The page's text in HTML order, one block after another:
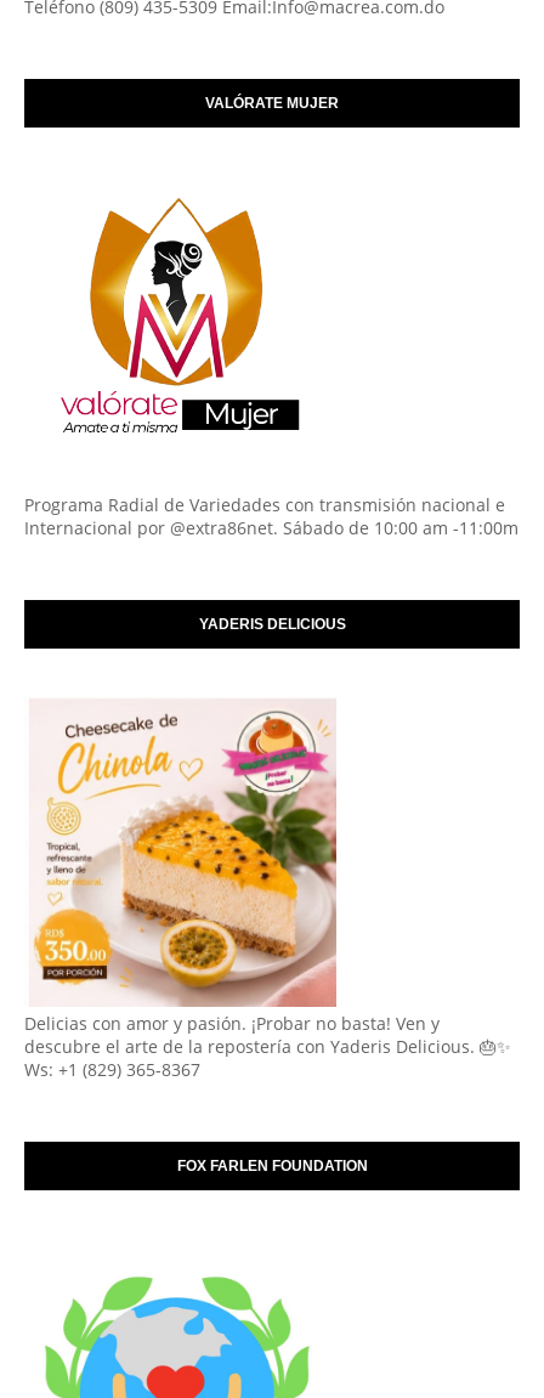
Teléfono (809) 435-5309 Email:Info@macrea.com.do
VALÓRATE MUJER
Programa Radial de Variedades con transmisión nacional e
Internacional por @extra86net. Sábado de 10:00 am -11:00m
YADERIS DELICIOUS
Delicias con amor y pasión. ¡Probar no basta! Ven y
descubre el arte de la repostería con Yaderis Delicious. 🎂✨
Ws: +1 (829) 365-8367
FOX FARLEN FOUNDATION